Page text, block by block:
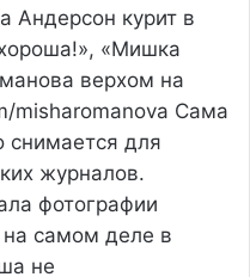
Андерсон курит в
«Мишка
верхом на
misharomanova Сама
снимается для
журналов.
фотографии
самом деле в
не